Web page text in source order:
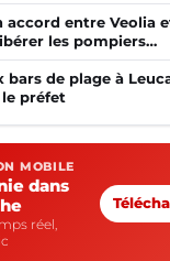
accord entre Veolia
les pompiers
bars de plage à
préfet
MOBILE
dans
réel,